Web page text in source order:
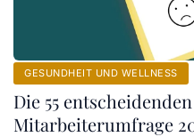
GESUNDHEIT UND WELLNESS
Die 55
Mitarbeiterumfrage